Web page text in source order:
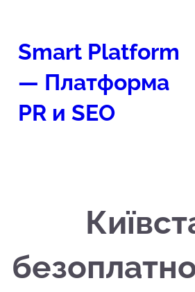
содержимому
Smart Platform
— Платформа
PR и SEO